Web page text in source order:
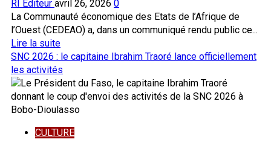
des
victimes
les
compétitions
du
GPNAL
lancées
RI Editeur avril 26, 2026 0
La Communauté économique des Etats de l’Afrique de
l’Ouest (CEDEAO) a, dans un communiqué rendu public ce...
Lire la suiteEn
savoir
plus
sur
‎Mali
:
CEDEAO
SNC 2026 : le capitaine Ibrahim Traoré lance officiellement
les activités
CULTURE